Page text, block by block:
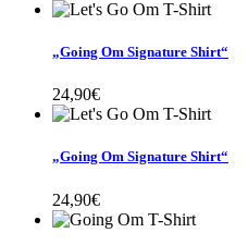
„Going Om Signature Shirt“
24,90€
„Going Om Signature Shirt“
24,90€